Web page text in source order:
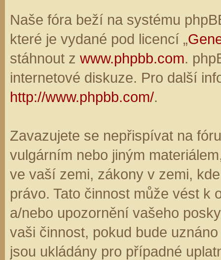
Naše fóra beží na systému
které je vydané pod licencí „
stáhnout z www.phpbb.com.
internetové diskuze. Pro další
http://www.phpbb.com/.
Zavazujete se nepřispívat na
vulgárním nebo jiným
ve vaší zemi, zákony v zemi,
právo. Tato činnost může vést k
a/nebo upozornění vašeho
vaši činnost, pokud bude
jsou ukládány pro případné